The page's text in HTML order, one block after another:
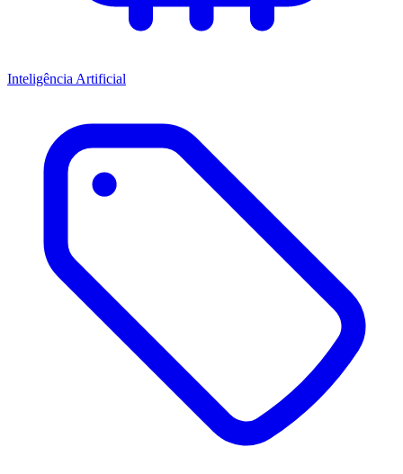
Inteligência Artificial